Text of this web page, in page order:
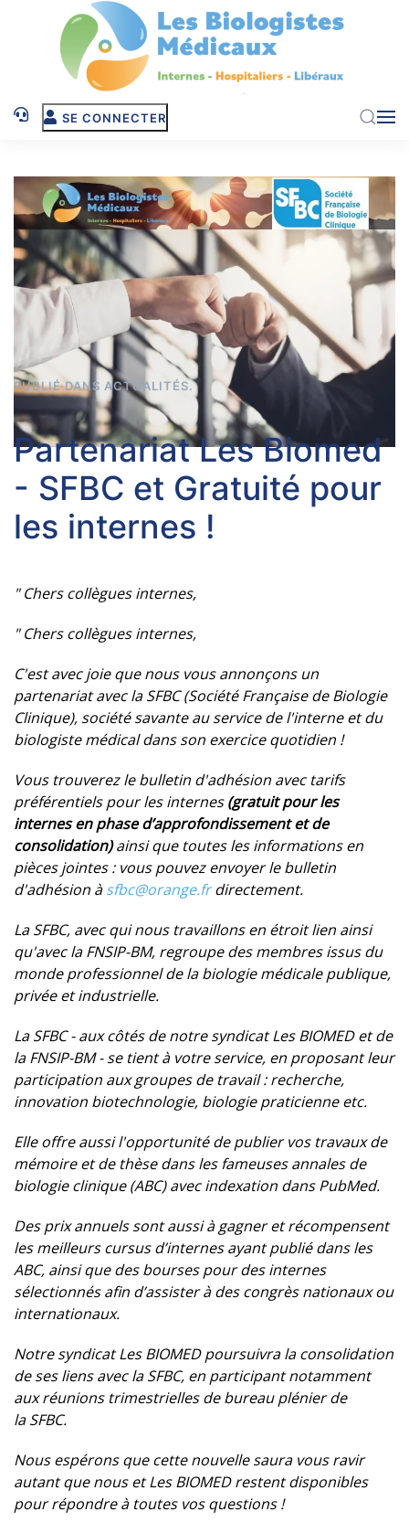
Skip to main content
SE CONNECTER
PUBLIÉ DANS ACTUALITÉS.
Partenariat Les Biomed
- SFBC et Gratuité pour
les internes !
" Chers collègues internes,
" Chers collègues internes,
C'est avec joie que nous vous annonçons un
partenariat avec laSFBC(Société Française de Biologie
Clinique), société savante au service de l'interne et du
biologiste médical dans son exercice quotidien !
Vous trouverez le bulletin d'adhésion avec tarifs
préférentiels pour les internes (gratuit pour les
internes en phase d’approfondissement et de
consolidation) ainsi que toutes les informations en
pièces jointes : vous pouvez envoyer le bulletin
d'adhésion àsfbc@orange.frdirectement.
LaSFBC, avec qui nous travaillons en étroit lien ainsi
qu'avec la FNSIP-BM, regroupe des membres issus du
monde professionnel de la biologie médicale publique,
privée et industrielle.
LaSFBC- aux côtés de notre syndicat Les BIOMED et de
la FNSIP-BM - se tient à votre service, en proposant leur
participation aux groupes de travail : recherche,
innovation biotechnologie, biologie praticienne etc.
Elle offre aussi l'opportunité de publier vos travaux de
mémoire et de thèse dans les fameuses annales de
biologie clinique (ABC) avec indexation dans PubMed.
Des prix annuels sont aussi à gagner et récompensent
les meilleurs cursus d’internes ayant publié dans les
ABC, ainsi que des bourses pour des internes
sélectionnés afin d’assister à des congrès nationaux ou
internationaux.
Notre syndicat Les BIOMED poursuivra la consolidation
de ses liens avec laSFBC, en participant notamment
aux réunions trimestrielles de bureau plénier de
laSFBC.
Nous espérons que cette nouvelle saura vous ravir
autant que nous et Les BIOMED restent disponibles
pour répondre à toutes vos questions !